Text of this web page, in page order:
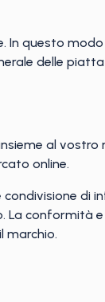
In questo
delle
al vostro
online.
di
La conformità
marchio.